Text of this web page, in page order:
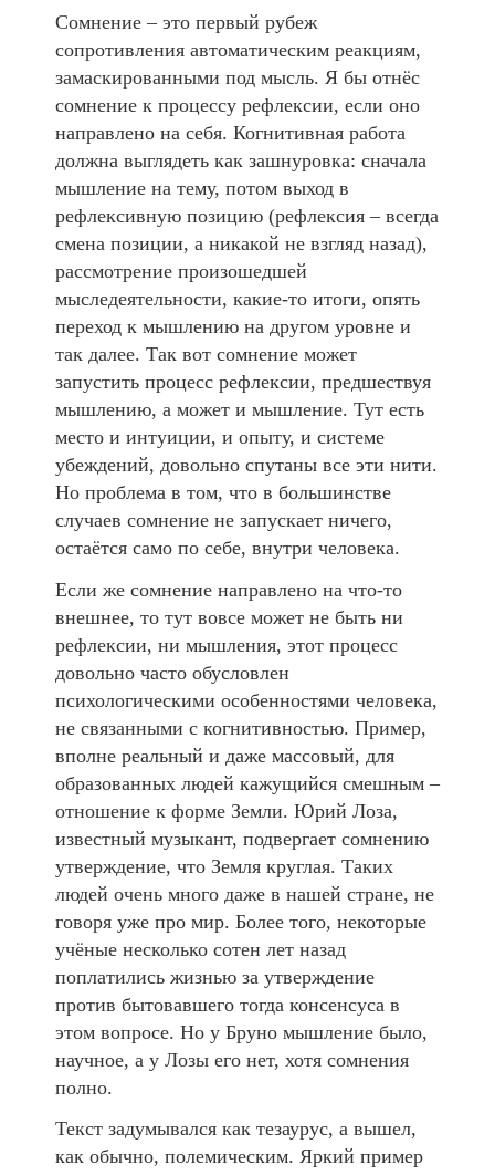
Сомнение – это первый рубеж
сопротивления автоматическим реакциям,
замаскированными под мысль. Я бы отнёс
сомнение к процессу рефлексии, если оно
направлено на себя. Когнитивная работа
должна выглядеть как зашнуровка: сначала
мышление на тему, потом выход в
рефлексивную позицию (рефлексия – всегда
смена позиции, а никакой не взгляд назад),
рассмотрение произошедшей
мыследеятельности, какие-то итоги, опять
переход к мышлению на другом уровне и
так далее. Так вот сомнение может
запустить процесс рефлексии, предшествуя
мышлению, а может и мышление. Тут есть
место и интуиции, и опыту, и системе
убеждений, довольно спутаны все эти нити.
Но проблема в том, что в большинстве
случаев сомнение не запускает ничего,
остаётся само по себе, внутри человека.
Если же сомнение направлено на что-то
внешнее, то тут вовсе может не быть ни
рефлексии, ни мышления, этот процесс
довольно часто обусловлен
психологическими особенностями человека,
не связанными с когнитивностью. Пример,
вполне реальный и даже массовый, для
образованных людей кажущийся смешным –
отношение к форме Земли. Юрий Лоза,
известный музыкант, подвергает сомнению
утверждение, что Земля круглая. Таких
людей очень много даже в нашей стране, не
говоря уже про мир. Более того, некоторые
учёные несколько сотен лет назад
поплатились жизнью за утверждение
против бытовавшего тогда консенсуса в
этом вопросе. Но у Бруно мышление было,
научное, а у Лозы его нет, хотя сомнения
полно.
Текст задумывался как тезаурус, а вышел,
как обычно, полемическим. Яркий пример